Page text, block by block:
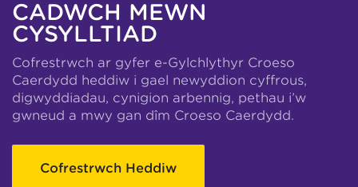
CADWCH MEWN
CYSYLLTIAD
Cofrestrwch ar gyfer e-Gylchlythyr Croeso
Caerdydd heddiw i gael newyddion cyffrous,
digwyddiadau, cynigion arbennig, pethau i’w
gwneud a mwy gan dîm Croeso Caerdydd.
Cofrestrwch Heddiw